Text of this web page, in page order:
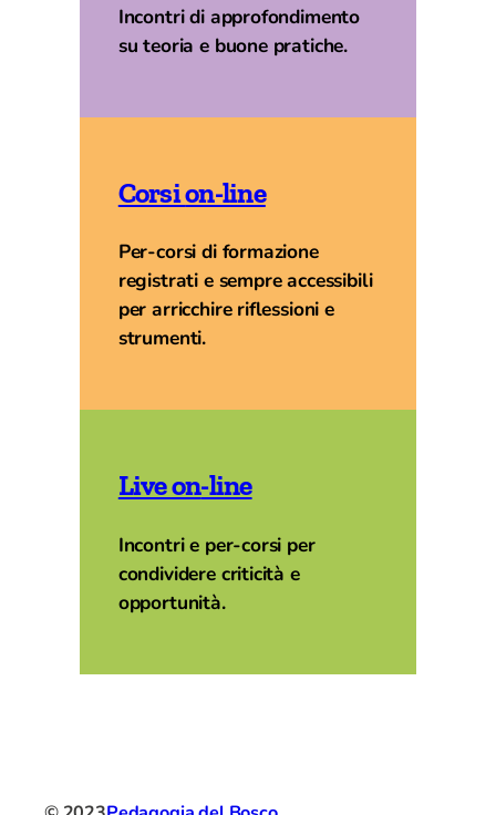
Incontri di approfondimento
su teoria e buone pratiche.
Corsion-line
Per-corsi di formazione
registrati e sempre accessibili
per arricchire riflessioni e
strumenti.
Liveon-line
Incontri e per-corsi per
condividere criticità e
opportunità.